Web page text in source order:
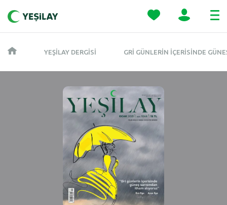
YEŞILAY DERGISI GRI GÜNLERIN İÇERISINDE